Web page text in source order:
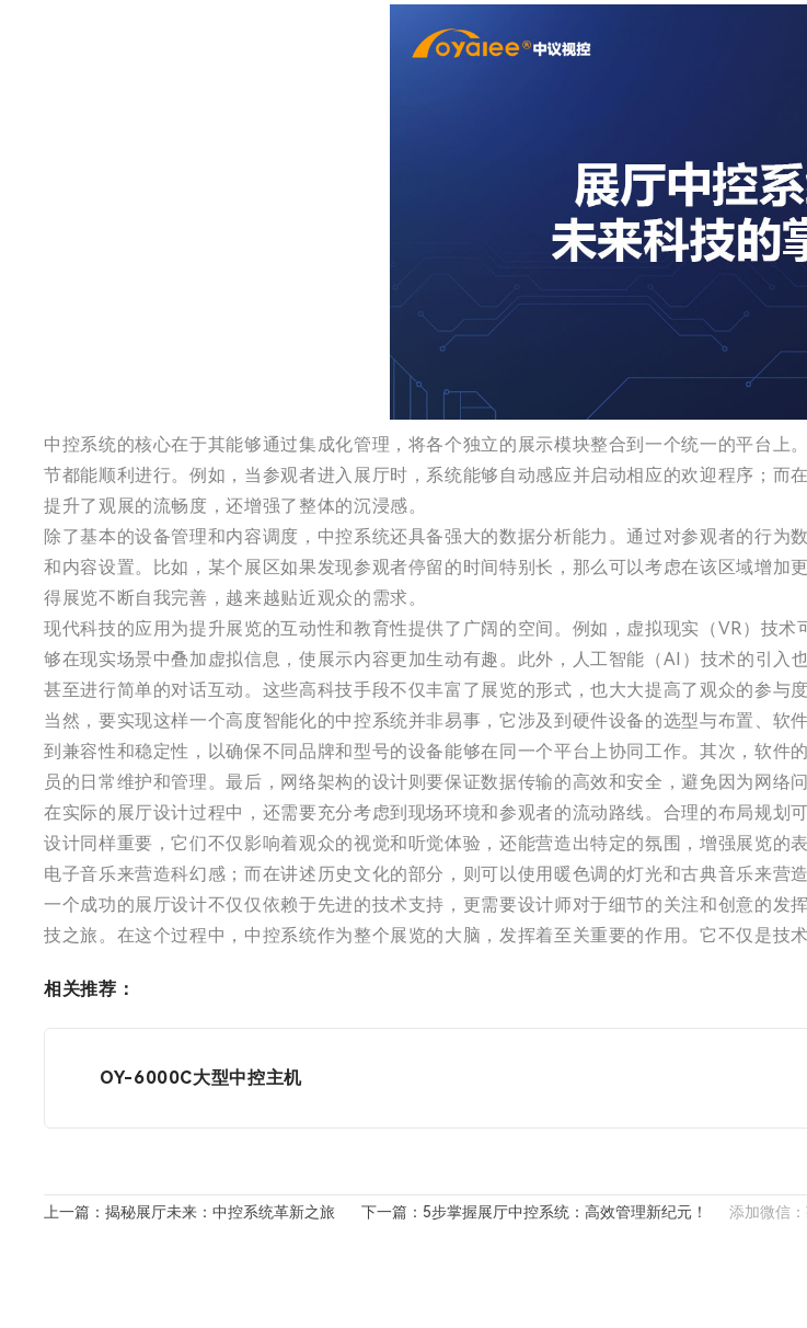
中控系统的核心在于其能够通过集成化管理，将各个独立的展示模块整合到一个统一的平台
节都能顺利进行。例如，当参观者进入展厅时，系统能够自动感应并启动相应的欢迎程序；
提升了观展的流畅度，还增强了整体的沉浸感。
除了基本的设备管理和内容调度，中控系统还具备强大的数据分析能力。通过对参观者的行
和内容设置。比如，某个展区如果发现参观者停留的时间特别长，那么可以考虑在该区域增
得展览不断自我完善，越来越贴近观众的需求。
现代科技的应用为提升展览的互动性和教育性提供了广阔的空间。例如，虚拟现实（VR）技
够在现实场景中叠加虚拟信息，使展示内容更加生动有趣。此外，人工智能（AI）技术的引入
甚至进行简单的对话互动。这些高科技手段不仅丰富了展览的形式，也大大提高了观众的参与度
当然，要实现这样一个高度智能化的中控系统并非易事，它涉及到硬件设备的选型与布置、
到兼容性和稳定性，以确保不同品牌和型号的设备能够在同一个平台上协同工作。其次，软件
员的日常维护和管理。最后，网络架构的设计则要保证数据传输的高效和安全，避免因为网络
在实际的展厅设计过程中，还需要充分考虑到现场环境和参观者的流动路线。合理的布局规
设计同样重要，它们不仅影响着观众的视觉和听觉体验，还能营造出特定的氛围，增强展览
电子音乐来营造科幻感；而在讲述历史文化的部分，则可以使用暖色调的灯光和古典音乐来营造
一个成功的展厅设计不仅仅依赖于先进的技术支持，更需要设计师对于细节的关注和创意的
技之旅。在这个过程中，中控系统作为整个展览的大脑，发挥着至关重要的作用。它不仅是技
相关推荐：
OY-6000C大型中控主机
上一篇：揭秘展厅未来：中控系统革新之旅 下一篇：5步掌握展厅中控系统：高效管理新纪元！ 添加微信：